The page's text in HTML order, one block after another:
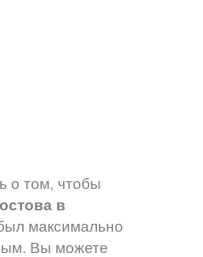
о том, чтобы
в
максимально
Вы можете